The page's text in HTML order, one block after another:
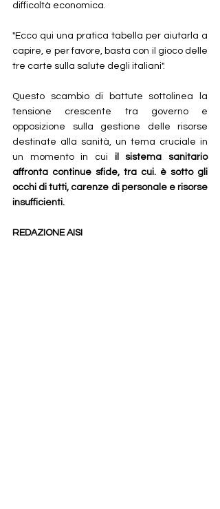
difficoltà economica.
"Ecco qui una pratica tabella per aiutarla a
capire, e per favore, basta con il gioco delle
tre carte sulla salute degli italiani".
Questo scambio di battute sottolinea la
tensione crescente tra governo e
opposizione sulla gestione delle risorse
destinate alla sanità, un tema cruciale in
un momento in cui il sistema sanitario
affronta continue sfide, tra cui. è sotto gli
occhi di tutti, carenze di personale e risorse
insufficienti.
REDAZIONE AISI